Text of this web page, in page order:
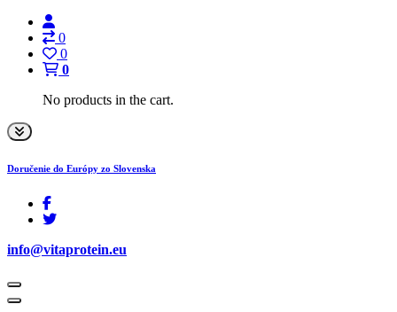
0
0
0
No products in the cart.
Doručenie do Európy zo Slovenska
info@vitaprotein.eu